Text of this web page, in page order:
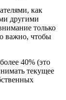
как
другими
только
важно, чтобы
40% (это
текущее